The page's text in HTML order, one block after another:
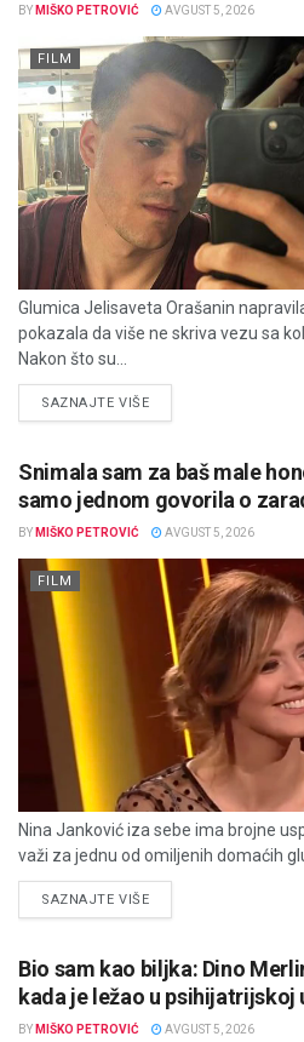
BY MIŠKO PETROVIĆ AVGUST 5, 2026
FILM
Glumica Jelisaveta Orašanin
pokazala da više ne skriva vezu sa
Nakon što su...
SAZNAJTE VIŠEDETAILS
Snimala sam za baš male
samo jednom govorila o
BY MIŠKO PETROVIĆ AVGUST 5, 2026
FILM
Nina Janković iza sebe ima brojne
važi za jednu od omiljenih domaćih
SAZNAJTE VIŠEDETAILS
Bio sam kao biljka: Dino
kada je ležao u psihijatrijskoj
BY MIŠKO PETROVIĆ AVGUST 5, 2026